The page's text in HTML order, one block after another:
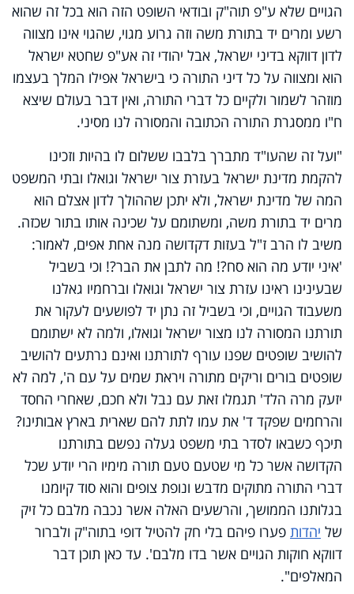
הגויים שלא ע"פ תוה"ק ובודאי השופט הזה הוא בכל זה שהוא
רשע ומרים יד בתורת משה וזה גרוע מגוי, שהגוי אינו מצווה
לדון דווקא בדיני ישראל, אבל יהודי זה אע"פ שחטא ישראל
הוא ומצווה על כל דיני התורה כי בישראל אפילו המלך בעצמו
מוזהר לשמור ולקיים כל דברי התורה, ואין דבר בעולם שיצא
ח"ו ממסגרת התורה הכתובה והמסורה לנו מסיני.
"ועל זה שהעו"ד מתברך בלבבו ששלום לו בהיות וזכינו
להקמת מדינת ישראל בעזרת צור ישראל וגואלו ובתי המשפט
המה של מדינת ישראל, ולא יתכן שההולך לדון אצלם הוא
מרים יד בתורת משה, ומשתומם על שכינה אותו בתור שכזה.
משיב לו הרב ז"ל בעזות דקדושה מנה אחת אפים, לאמור:
'איני יודע מה הוא סח?! מה לתבן את הבר?! וכי בשביל
שבעינינו ראינו עזרת צור ישראל וגואלו וברחמיו גאלנו
משעבוד הגויים, וכי בשביל זה נתן יד לפושעים לעקור את
תורתנו המסורה לנו מצור ישראל וגואלו, ולמה לא ישתומם
להושיב שופטים שפנו עורף לתורתנו ואינם נרתעים להושיב
שופטים בורים וריקים מתורה ויראת שמים על עם ה', למה לא
יזעק מרה הלד' תגמלו זאת עם נבל ולא חכם, שאחרי החסד
והרחמים שפקד ד' את עמו לתת להם שארית בארץ אבותינו?
תיכף כשבאו לסדר בתי משפט געלה נפשם בתורתנו
הקדושה אשר כל מי שטעם טעם תורה מימיו הרי יודע שכל
דברי התורה מתוקים מדבש ונופת צופים והוא סוד קיומנו
בגלותנו הממושך, והרשעים האלה אשר נכבה מלבם כל זיק
של יהדות פערו פיהם בלי חק להטיל דופי בתוה"ק ולברור
דווקא חוקות הגויים אשר בדו מלבם'. עד כאן תוכן דבר
המאלפים".